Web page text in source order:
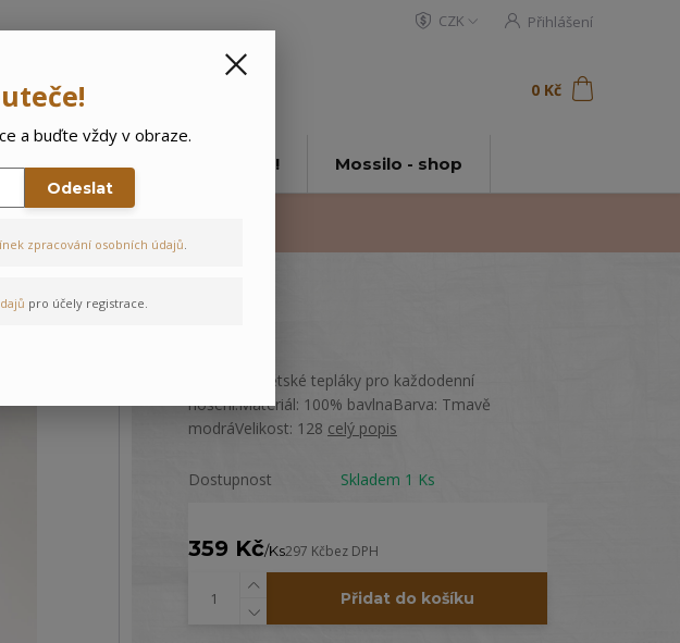
CZK Přihlášení
0 Kč
🌲 Vítejte ve světě Mossilo! Mossilo - shop
Pohodlné dětské tepláky pro každodenní
nošení.Materiál: 100% bavlnaBarva: Tmavě
modráVelikost: 128 celý popis
Dostupnost Skladem 1 Ks
359 Kč/Ks297 Kčbez DPH
Přidat do košíku
a buďte vždy v obraze.
Odeslat
zpracování osobních údajů.
pro účely registrace.